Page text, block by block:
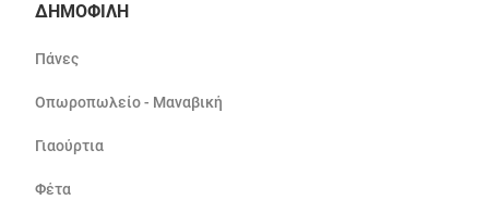
ΔΗΜΟΦΙΛΗ
Πάνες
Οπωροπωλείο - Μαναβική
Γιαούρτια
Φέτα